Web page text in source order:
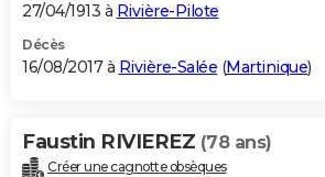
27/04/1913 à Rivière-Pilote
Décès
16/08/2017 à Rivière-Salée (Martinique)
Faustin RIVIEREZ (78 ans)
Créer une cagnotte obsèques